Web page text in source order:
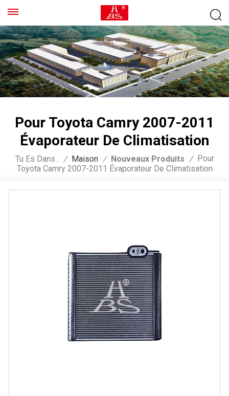
Pour Toyota Camry 2007-2011
Évaporateur De Climatisation
Tu Es Dans : / Maison / Nouveaux Produits /
Pour
Toyota Camry 2007-2011 Évaporateur De Climatisation